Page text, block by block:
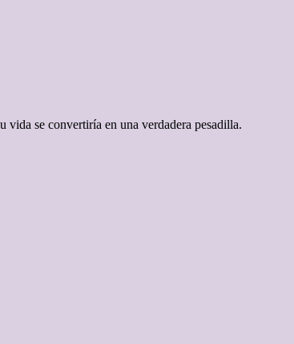
vida se convertiría en una verdadera pesadilla.